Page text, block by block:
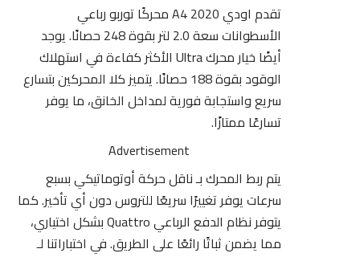
تقدم اودي A4 2020
محركًا توربو رباعي
الأسطوانات سعة 2.0 لتر بقوة 248 حصانًا. يوجد
أيضًا خيار محرك Ultra الأكثر كفاءة في استهلاك
الوقود بقوة 188 حصانًا. يتميز كلا المحركين بتسارع
سريع واستجابة فورية لمداخل الخانق، ما يوفر
تسارعًا ممتازًا.
Advertisement
يتم ربط المحرك بـ ناقل حركة أوتوماتيكي بسبع
سرعات يوفر تغييرًا سريعًا للتروس دون أي تأخير. كما
يتوفر نظام الدفع الرباعي Quattro بشكل اختياري،
مما يضمن ثباتًا رائعًا على الطريق. في اختباراتنا لـ